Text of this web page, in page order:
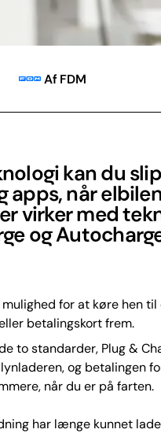
Af FDM
kan du
apps, når
virker med
og
for at køre hen
betalingskort frem.
to standarder, Plug &
lynladeren, og betalingen
når du er på farten.
har længe kunnet